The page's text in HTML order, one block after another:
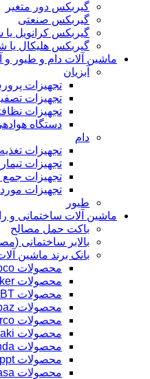
گیربکس دور متغیر
گیربکس صنعتی
گیربکس کرانویل
گیربکس هلیکال یا
ماشین آلات دام و طیور و
آبزیان
تجهیزات
تجهیزات
تجهیزات
دستگاه
دام
تجهیزات
تجهیزات
تجهیزات جمع
تجهیزات
طیور
ماشین آلات ساختمانی و
باکت حمل مصالح
بالابر ساختمانی
بانک برند ماشین
محصولات Atlas Copco
محصولات Breaker
محصولات BT
محصولات Copaz
محصولات Enarco
محصولات Hisaki
محصولات Honda
محصولات Hoppt
محصولات Mikasa